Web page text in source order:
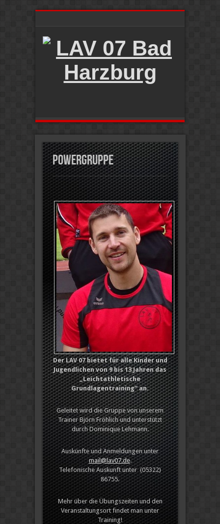
Powergruppe
Der LAV 07 bietet für alle Kinder und
Jugendlichen von 9 bis 13 Jahren das
„Leichtathletische
Grundlagentraining“ an.
Geleitet wird die Gruppe von unserem
Trainer Björn Fröhlich und unterstützt
durch Dominique Lehmann.
Auskünfte und Anmeldungen unter
mail@lav07.de.
Telefonische Auskunft unter (05322)
86755.
Mehr über die Übungszeiten und den
Veranstaltungsort findet man unter
Training!